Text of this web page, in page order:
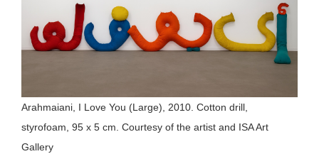
Arahmaiani, I Love You (Large), 2010. Cotton drill,
styrofoam, 95 x 5 cm. Courtesy of the artist and ISA Art
Gallery